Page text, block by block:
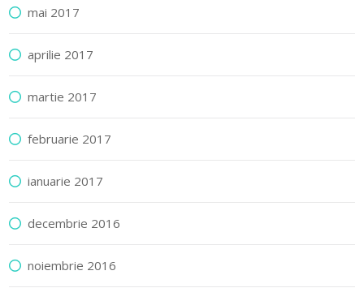
mai 2017
aprilie 2017
martie 2017
februarie 2017
ianuarie 2017
decembrie 2016
noiembrie 2016